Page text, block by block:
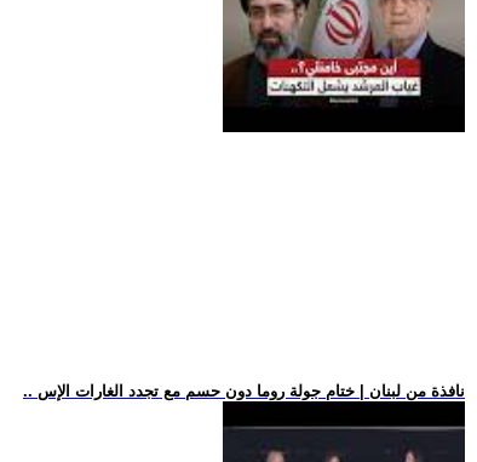
.. نافذة من لبنان | ختام جولة روما دون حسم مع تجدد الغارات الإس